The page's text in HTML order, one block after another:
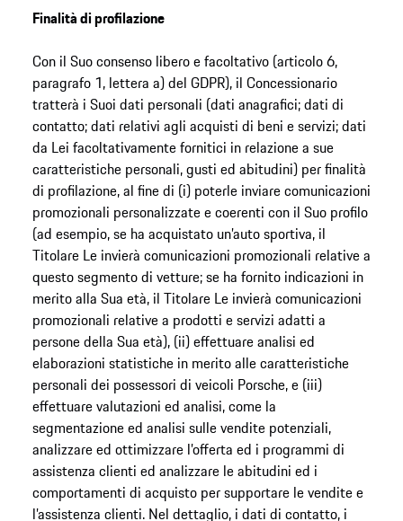
Finalità di profilazione
Con il Suo consenso libero e facoltativo (articolo 6,
paragrafo 1, lettera a) del GDPR), il Concessionario
tratterà i Suoi dati personali (dati anagrafici; dati di
contatto; dati relativi agli acquisti di beni e servizi; dati
da Lei facoltativamente fornitici in relazione a sue
caratteristiche personali, gusti ed abitudini) per finalità
di profilazione, al fine di (i) poterle inviare comunicazioni
promozionali personalizzate e coerenti con il Suo profilo
(ad esempio, se ha acquistato un’auto sportiva, il
Titolare Le invierà comunicazioni promozionali relative a
questo segmento di vetture; se ha fornito indicazioni in
merito alla Sua età, il Titolare Le invierà comunicazioni
promozionali relative a prodotti e servizi adatti a
persone della Sua età), (ii) effettuare analisi ed
elaborazioni statistiche in merito alle caratteristiche
personali dei possessori di veicoli Porsche, e (iii)
effettuare valutazioni ed analisi, come la
segmentazione ed analisi sulle vendite potenziali,
analizzare ed ottimizzare l’offerta ed i programmi di
assistenza clienti ed analizzare le abitudini ed i
comportamenti di acquisto per supportare le vendite e
l’assistenza clienti. Nel dettaglio, i dati di contatto, i